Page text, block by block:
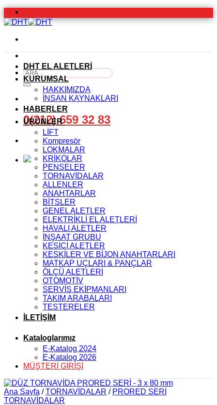
İçeriğe
atla
Ara:
0(212) 659 32 83
DHT EL ALETLERİ
KURUMSAL
HAKKIMIZDA
İNSAN KAYNAKLARI
HABERLER
ÜRÜNLER
LİFT
Kompresör
LOKMALAR
KRİKOLAR
PENSELER
TORNAVİDALAR
ALLENLER
ANAHTARLAR
BİTSLER
GENEL ALETLER
ELEKTRİKLİ EL ALETLERİ
HAVALI ALETLER
İNŞAAT GRUBU
KESİCİ ALETLER
KESKİLER VE BİJON ANAHTARLARI
MATKAP UÇLARI & PANÇLAR
ÖLÇÜ ALETLERİ
OTOMOTİV
SERVİS EKİPMANLARI
TAKIM ARABALARI
TESTERELER
İLETİŞİM
Kataloglarımız
E-Katalog 2024
E-Katalog 2026
MÜŞTERİ GİRİŞİ
Ana Sayfa / TORNAVİDALAR / PRORED SERİ
TORNAVİDALAR